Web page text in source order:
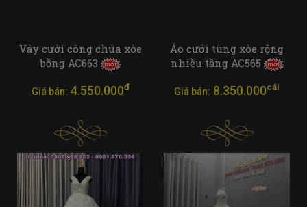
Váy cưới công chúa xòe
bồng AC663
Giá bán: 4.550.000đ
Áo cưới tùng xòe rộng
nhiều tầng AC565
Giá bán: 8.350.000cái